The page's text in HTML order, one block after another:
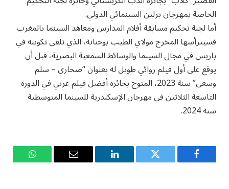
الخاصة بمهرجان برلين السينمائي الدولي.
أما لجنة تحكيم مسابقة أفلام المدارس ومعاهد السينما بالمغرب
فسيترأسها المخرج مولاي الطيب بوحنانة، الذي تلقى تكوينه في
باريس في مجال السينما والوسائط السمعية البصرية، قبل أن
يوقع على أول فيلم روائي طويل له بعنوان “صحاري – سلم
وسعى” سنة 2023، المتوج بجائزة أفضل فيلم عربي في الدورة
التاسعة الثلاثين في مهرجان الإسكندرية للسينما المتوسطية
سنة 2024.
فيسبوك تويتر لينكدإن
البريد
واتساب